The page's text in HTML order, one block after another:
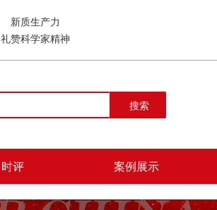
新质生产力
礼赞科学家精神
搜索
时评 案例展示